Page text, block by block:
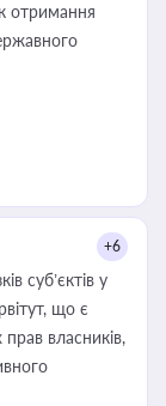
отримання
+6
суб’єктів у
що є
власників,